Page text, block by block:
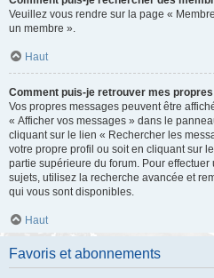
Veuillez vous rendre sur la page «
un membre ».
Haut
Comment puis-je retrouver mes
Vos propres messages peuvent être
« Afficher vos messages » dans le
cliquant sur le lien « Rechercher les
votre propre profil ou soit en cliquant sur
partie supérieure du forum. Pour
sujets, utilisez la recherche avancée et
qui vous sont disponibles.
Haut
Favoris et abonnements